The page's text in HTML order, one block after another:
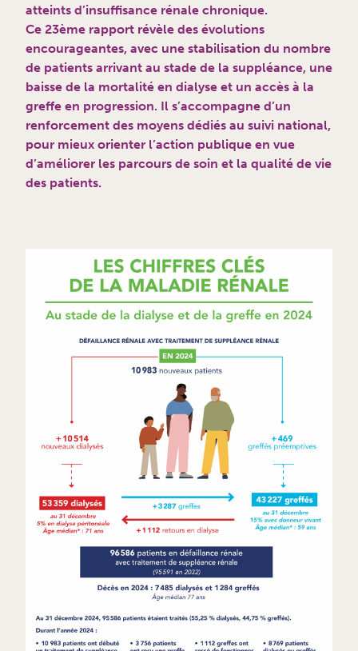
atteints d’insuffisance rénale chronique.
Ce 23ème rapport révèle des évolutions
encourageantes, avec une stabilisation du nombre
de patients arrivant au stade de la suppléance, une
baisse de la mortalité en dialyse et un accès à la
greffe en progression. Il s’accompagne d’un
renforcement des moyens dédiés au suivi national,
pour mieux orienter l’action publique en vue
d’améliorer les parcours de soin et la qualité de vie
des patients.